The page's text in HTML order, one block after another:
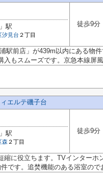
」駅
汐見台 ２丁目
徒歩9分
駅前店」が439m以内にある物
入もスムーズです。京急本線屏
エルテ磯子台
」駅
森 ２丁目
徒歩9分
縮に役立ちます。TVインター
です。追焚機能のある浴室ので